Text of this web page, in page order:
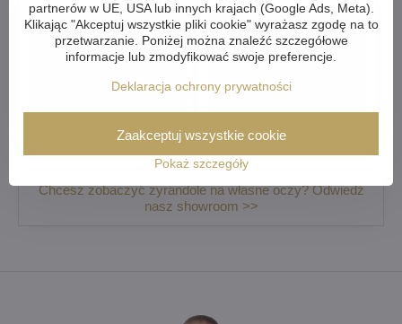
Nowoczesne oświetlenie Żyrandole mosiężne
Chcesz zobaczyć żyrandole na własne oczy? Odwiedź
nasz showroom >>
partnerów w UE, USA lub innych krajach (Google Ads, Meta).
Klikając "Akceptuj wszystkie pliki cookie" wyrażasz zgodę na to
przetwarzanie. Poniżej można znaleźć szczegółowe
informacje lub zmodyfikować swoje preferencje.
Deklaracja ochrony prywatności
Pokaż szczegóły
Zaakceptuj wszystkie cookie